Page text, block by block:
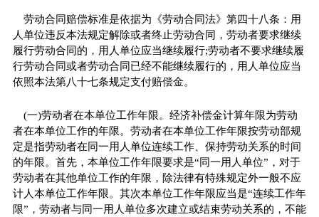
劳动合同赔偿标准是依据为《劳动合同法》第四十八条：用
人单位违反本法规定解除或者终止劳动合同，劳动者要求继续
履行劳动合同的，用人单位应当继续履行;劳动者不要求继续履
行劳动合同或者劳动合同已经不能继续履行的，用人单位应当
依照本法第八十七条规定支付赔偿金。
(一)劳动者在本单位工作年限。经济补偿金计算年限为劳动
者在本单位工作的年限。劳动者在本单位工作年限按劳动部规
定是指劳动者在同一用人单位连续工作、保持劳动关系的时间
的年限。首先，本单位工作年限要求是“同一用人单位”，对于
劳动者在其他单位工作的年限，除法律有特殊规定外一般不应
计人本单位工作年限。其次本单位工作年限应当是“连续工作年
限”，劳动者与同一用人单位多次建立或结束劳动关系的，不能